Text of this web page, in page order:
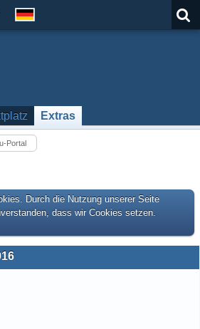
Extras
Portal
Durch die Nutzung unserer Seite
dass wir Cookies setzen.